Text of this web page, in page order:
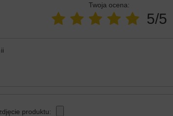
Twoja ocena:
5/5
produktu: